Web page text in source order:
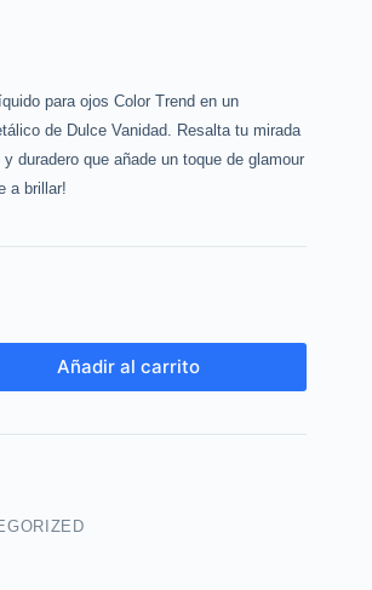
para ojos Color Trend en un
de Dulce Vanidad. Resalta tu mirada
duradero que añade un toque de glamour
a brillar!
Añadir al carrito